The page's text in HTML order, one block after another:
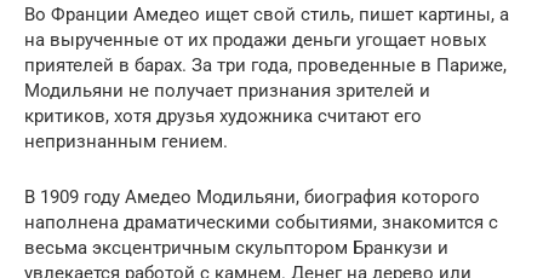
Во Франции Амедео ищет свой стиль, пишет картины, а
на вырученные от их продажи деньги угощает новых
приятелей в барах. За три года, проведенные в Париже,
Модильяни не получает признания зрителей и
критиков, хотя друзья художника считают его
непризнанным гением.
В 1909 году Амедео Модильяни, биография которого
наполнена драматическими событиями, знакомится с
весьма эксцентричным скульптором Бранкузи и
увлекается работой с камнем. Денег на дерево или